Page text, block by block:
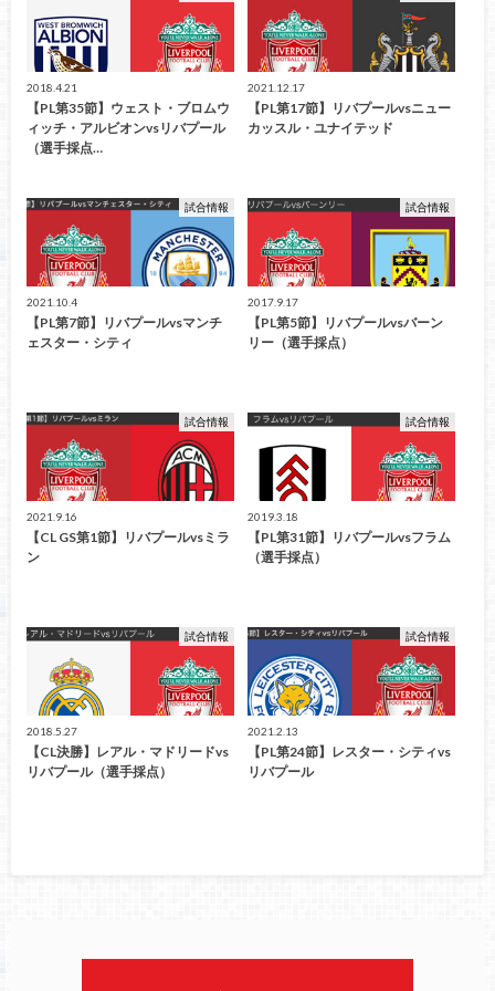
2018.4.21
【PL第35節】ウェスト・ブロムウ
ィッチ・アルビオンvsリバプール
（選手採点…
2021.12.17
【PL第17節】リバプールvsニュー
カッスル・ユナイテッド
試合情報
2021.10.4
【PL第7節】リバプールvsマンチ
ェスター・シティ
試合情報
2017.9.17
【PL第5節】リバプールvsバーン
リー（選手採点）
試合情報
2021.9.16
【CL GS第1節】リバプールvsミラ
ン
試合情報
2019.3.18
【PL第31節】リバプールvsフラム
（選手採点）
試合情報
2018.5.27
【CL決勝】レアル・マドリードvs
リバプール（選手採点）
試合情報
2021.2.13
【PL第24節】レスター・シティvs
リバプール